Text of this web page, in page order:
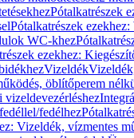
Pótalkatrészek
Pótalkatrészek
WC-khez
ezekhez:
Vizeldék
öblítőperem
fedélhez
Vizeldék, vízmentes